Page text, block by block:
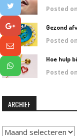
Posted
Gezond
Posted
Hoe hulp
Posted
ARCHIEF
Archief